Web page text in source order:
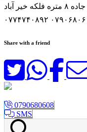
بایلر 🚿 سرویس کامل 🔹 طبق سوم: 🛏 2 اطاق 🚪 دهلیز 🍳 آشپزخانه 🛁 سرویس کامل 🌆 پشت‌بام حجاب‌دار و زیبا — مناسب برای استراحت خانوادگی 🌸سردونفش 📍 موقعیت: جاده ۸ متره فلکه خیر آباد
Share with a friend
0790680608
SMS